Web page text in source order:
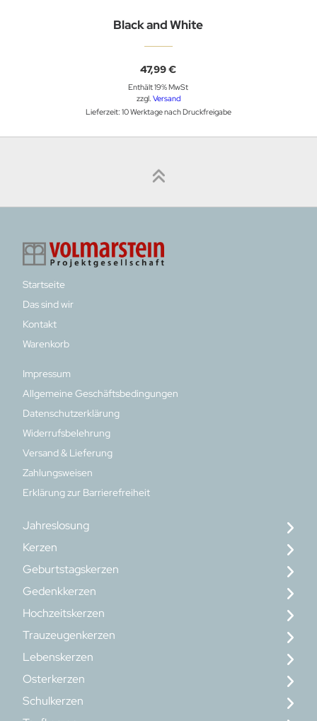
Black and White
47,99€
Enthält 19% MwSt
zzgl. Versand
Lieferzeit: 10 Werktage nach Druckfreigabe
Startseite
Das sind wir
Kontakt
Warenkorb
Impressum
Allgemeine Geschäftsbedingungen
Datenschutzerklärung
Widerrufsbelehrung
Versand & Lieferung
Zahlungsweisen
Erklärung zur Barrierefreiheit
Jahreslosung
Kerzen
Geburtstagskerzen
Gedenkkerzen
Hochzeitskerzen
Trauzeugenkerzen
Lebenskerzen
Osterkerzen
Schulkerzen